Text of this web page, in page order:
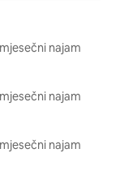
najam
najam
najam